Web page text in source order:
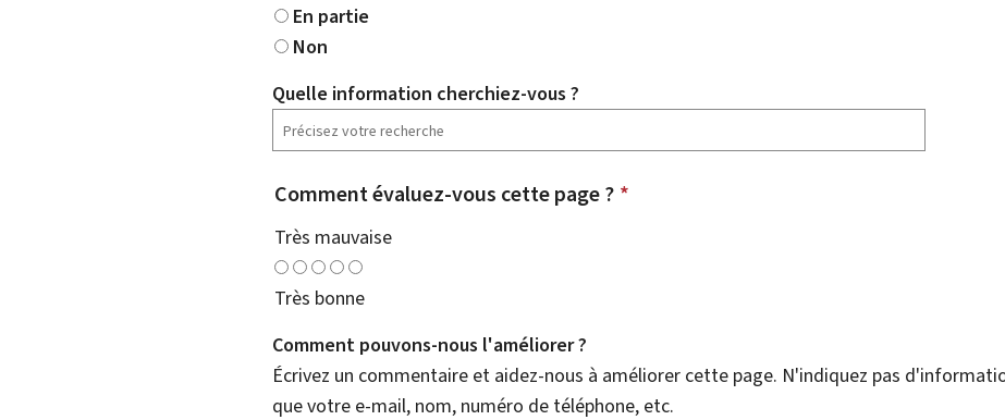
En partie
Non
Quelle information cherchiez-vous ?
Comment évaluez-vous cette page ? *
Très mauvaise
Très bonne
Comment pouvons-nous l'améliorer ?
Écrivez un commentaire et aidez-nous à améliorer cette page. N'indiquez pas
que votre e-mail, nom, numéro de téléphone, etc.